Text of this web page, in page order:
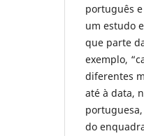
português
um estudo
que parte
exemplo,
diferentes
até à data,
do